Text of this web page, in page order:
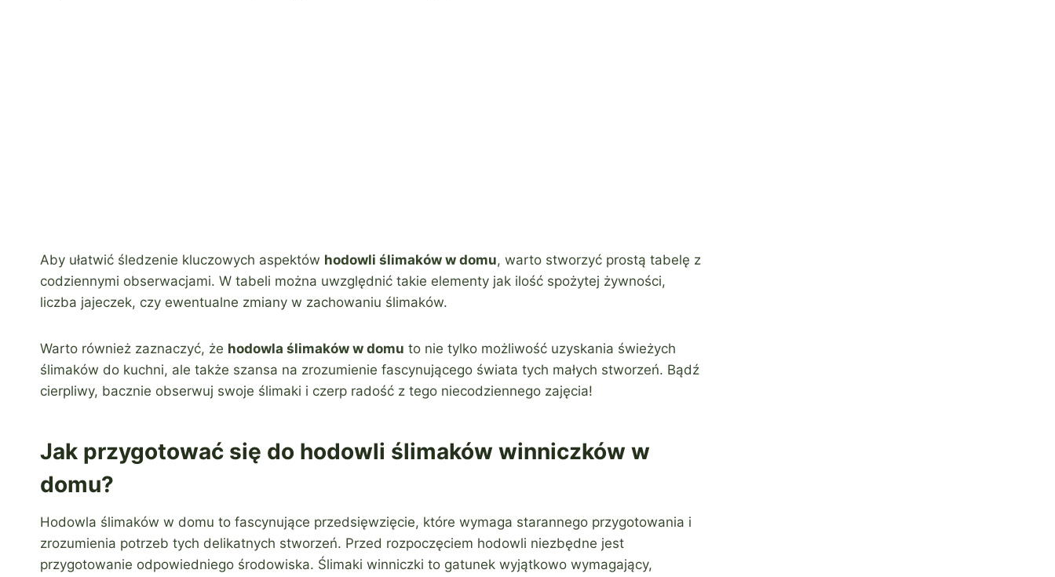
Aby ułatwić śledzenie kluczowych aspektów hodowli ślimaków w domu, warto stworzyć prostą tabelę z
codziennymi obserwacjami. W tabeli można uwzględnić takie elementy jak ilość spożytej żywności,
liczba jajeczek, czy ewentualne zmiany w zachowaniu ślimaków.
Warto również zaznaczyć, że hodowla ślimaków w domu to nie tylko możliwość uzyskania świeżych
ślimaków do kuchni, ale także szansa na zrozumienie fascynującego świata tych małych stworzeń. Bądź
cierpliwy, bacznie obserwuj swoje ślimaki i czerp radość z tego niecodziennego zajęcia!
Jak przygotować się do hodowli ślimaków winniczków w
domu?
Hodowla ślimaków w domu to fascynujące przedsięwzięcie, które wymaga starannego przygotowania i
zrozumienia potrzeb tych delikatnych stworzeń. Przed rozpoczęciem hodowli niezbędne jest
przygotowanie odpowiedniego środowiska. Ślimaki winniczki to gatunek wyjątkowo wymagający,